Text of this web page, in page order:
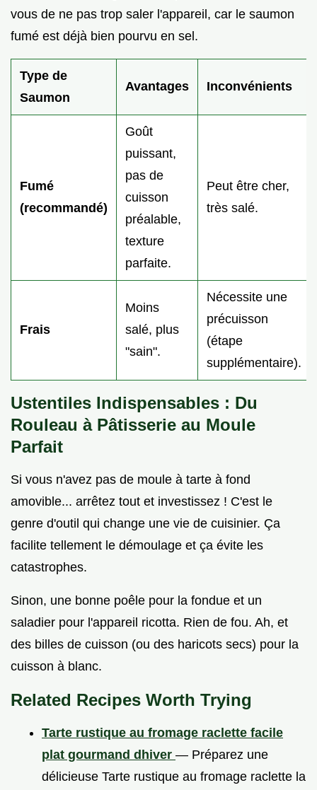
vous de ne pas trop saler l'appareil, car le saumon
fumé est déjà bien pourvu en sel.
Type de
Saumon
Avantages Inconvénients
Fumé
(recommandé)
Goût
puissant,
pas de
cuisson
préalable,
texture
parfaite.
Peut être cher,
très salé.
Frais
Moins
salé, plus
"sain".
Nécessite une
précuisson
(étape
supplémentaire).
Ustentiles Indispensables : Du
Rouleau à Pâtisserie au Moule
Parfait
Si vous n'avez pas de moule à tarte à fond
amovible... arrêtez tout et investissez ! C'est le
genre d'outil qui change une vie de cuisinier. Ça
facilite tellement le démoulage et ça évite les
catastrophes.
Sinon, une bonne poêle pour la fondue et un
saladier pour l'appareil ricotta. Rien de fou. Ah, et
des billes de cuisson (ou des haricots secs) pour la
cuisson à blanc.
Related Recipes Worth Trying
Tarte rustique au fromage raclette facile
plat gourmand dhiver — Préparez une
délicieuse Tarte rustique au fromage raclette la